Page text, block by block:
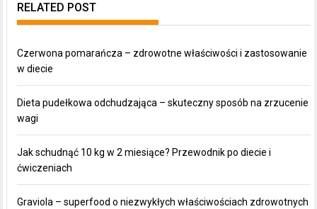
RELATED POST
Czerwona pomarańcza – zdrowotne właściwości i zastosowanie
w diecie
Dieta pudełkowa odchudzająca – skuteczny sposób na zrzucenie
wagi
Jak schudnąć 10 kg w 2 miesiące? Przewodnik po diecie i
ćwiczeniach
Graviola – superfood o niezwykłych właściwościach zdrowotnych